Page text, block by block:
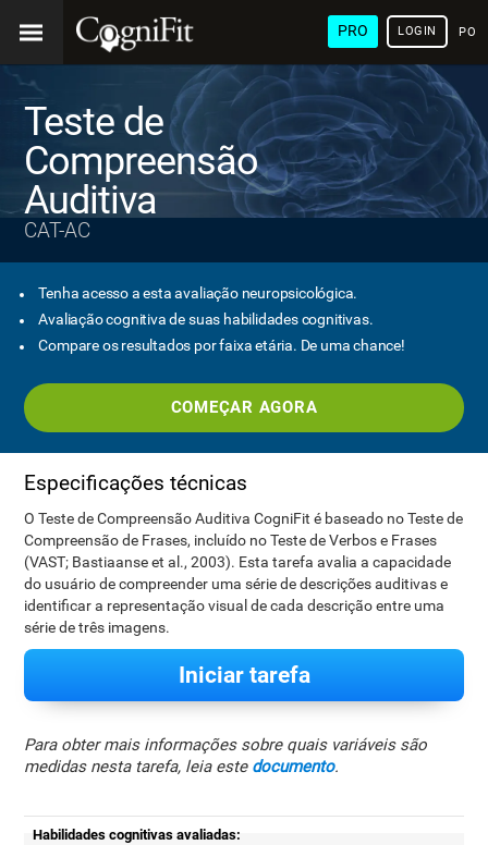
PRO LOGIN
Teste de
Compreensão
Auditiva
CAT-AC
Tenha acesso a esta avaliação neuropsicológica.
Avaliação cognitiva de suas habilidades cognitivas.
Compare os resultados por faixa etária. De uma chance!
COMEÇAR AGORA
Especificações técnicas
O Teste de Compreensão Auditiva CogniFit é baseado no Teste de
Compreensão de Frases, incluído no Teste de Verbos e Frases
(VAST; Bastiaanse et al., 2003). Esta tarefa avalia a capacidade
do usuário de compreender uma série de descrições auditivas e
identificar a representação visual de cada descrição entre uma
série de três imagens.
Iniciar tarefa
Para obter mais informações sobre quais variáveis são
medidas nesta tarefa, leia este documento.
Habilidades cognitivas avaliadas: